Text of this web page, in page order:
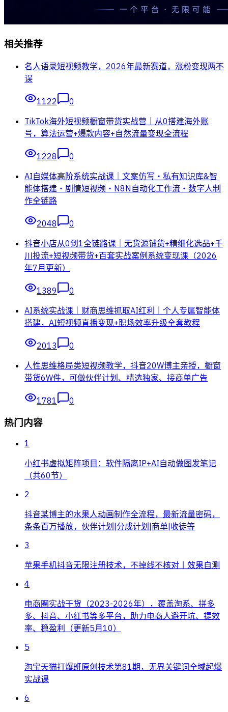
相关推荐
名人语录短视频教学，2026年最新赛道，涨粉变现两不
误
1122
0
TikTok海外短视频橱窗带货实战营｜从0搭建海外账
号，算法运营+爆款内容+自然流量变现全流程
1228
0
AI自媒体高阶系统实战课｜文案仿写・私有知识库&智
能体搭建・剧情短视频・N8N自动化工作流・数字人制
作全链路
2048
0
抖音小店从0到1全链路课｜无货源铺货+精细化选品+千
川投流+短视频带货+百套实战案例系统变现课（2026
年7月更新）
1389
0
AI系统实战课｜财商思维抓取AI红利｜个人专属智能体
搭建，AI短视频直播变现+职场效率升级全套教程
2013
0
人性思维格局类短视频教学，抖音20W博主亲授，橱窗
带货6W件，可做伙伴计划、精选独家、接商单广告
1781 0
热门内容
1
小红书虚拟矩阵项目：软件隔离IP+AI自动做图发笔记
（共60节）
2
抖音某博主的水果人动画制作全流程，最新流量密码，
条条百万播放，伙伴计划|分成计划|商单|收徒等
3
苹果手机抖音无限注册技术，不掉线不核对丨效果自测
4
电商圈实战干货（2023-2026年），覆盖淘系、拼多
多、抖音、小红书等多平台，助力电商人避开坑、提效
率、稳盈利（更新5月10）
5
淘宝天猫打爆班原创技术第81期，无界关键词全域起爆
实战课
6